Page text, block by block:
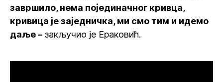
завршило, нема појединачног кривца,
кривица је заједничка, ми смо тим и идемо
даље – закључио је Ераковић.